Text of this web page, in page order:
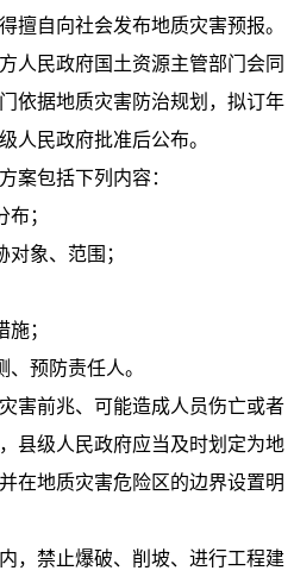
自向社会发布地质灾害预报。
人民政府国土资源主管部门会同
依据地质灾害防治规划，拟订年
人民政府批准后公布。
包括下列内容：
；
象、范围；
；
预防责任人。
害前兆、可能造成人员伤亡或者
县级人民政府应当及时划定为地
在地质灾害危险区的边界设置明
禁止爆破、削坡、进行工程建